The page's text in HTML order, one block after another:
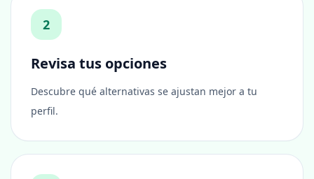
2
Revisa tus opciones
Descubre qué alternativas se ajustan mejor a tu
perfil.